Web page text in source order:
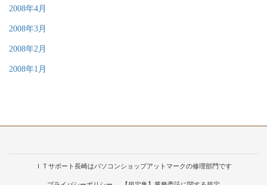
2008年4月
2008年3月
2008年2月
2008年1月
ＩＴサポート長崎はパソコンショップアットマークの修理部門です